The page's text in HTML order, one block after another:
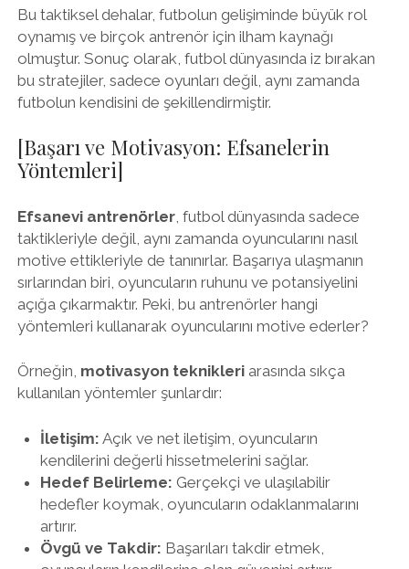
Bu taktiksel dehalar, futbolun gelişiminde büyük rol
oynamış ve birçok antrenör için ilham kaynağı
olmuştur. Sonuç olarak, futbol dünyasında iz bırakan
bu stratejiler, sadece oyunları değil, aynı zamanda
futbolun kendisini de şekillendirmiştir.
[Başarı ve Motivasyon: Efsanelerin
Yöntemleri]
Efsanevi antrenörler, futbol dünyasında sadece
taktikleriyle değil, aynı zamanda oyuncularını nasıl
motive ettikleriyle de tanınırlar. Başarıya ulaşmanın
sırlarından biri, oyuncuların ruhunu ve potansiyelini
açığa çıkarmaktır. Peki, bu antrenörler hangi
yöntemleri kullanarak oyuncularını motive ederler?
Örneğin, motivasyon teknikleriarasında sıkça
kullanılan yöntemler şunlardır:
İletişim: Açık ve net iletişim, oyuncuların
kendilerini değerli hissetmelerini sağlar.
Hedef Belirleme: Gerçekçi ve ulaşılabilir
hedefler koymak, oyuncuların odaklanmalarını
artırır.
Övgü ve Takdir: Başarıları takdir etmek,